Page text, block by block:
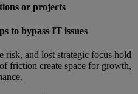
or projects
to bypass IT issues
risk, and lost strategic focus hold
friction create space for growth,